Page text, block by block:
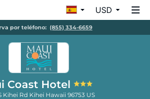
USD
por teléfono: (855) 334-6659
Coast Hotel
Kihei Rd Kihei Hawaii 96753 US